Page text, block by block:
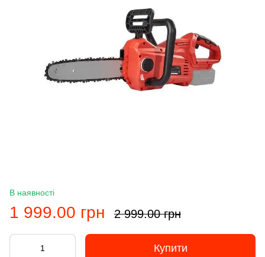
В наявності
1 999.00 грн 2 999.00 грн
Купити